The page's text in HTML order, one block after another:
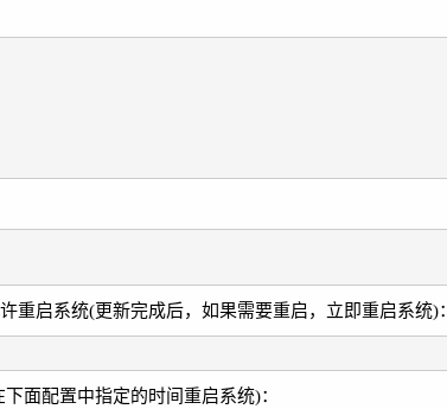
重启系统(更新完成后，如果需要重启，立即重启系统)
面配置中指定的时间重启系统)：